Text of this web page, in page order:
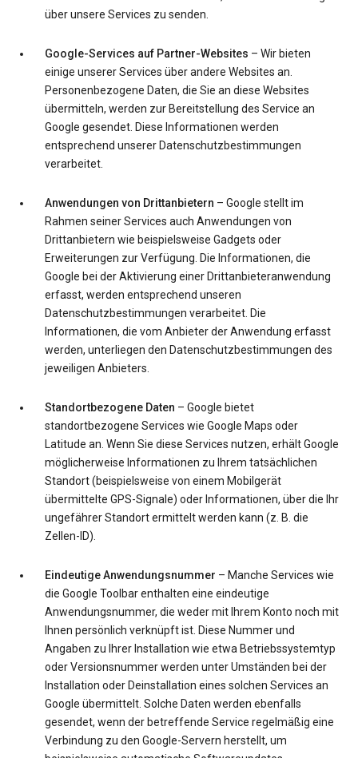
über unsere Services zu senden.
Google-Services auf Partner-Websites – Wir bieten
einige unserer Services über andere Websites an.
Personenbezogene Daten, die Sie an diese Websites
übermitteln, werden zur Bereitstellung des Service an
Google gesendet. Diese Informationen werden
entsprechend unserer Datenschutzbestimmungen
verarbeitet.
Anwendungen von Drittanbietern – Google stellt im
Rahmen seiner Services auch Anwendungen von
Drittanbietern wie beispielsweise Gadgets oder
Erweiterungen zur Verfügung. Die Informationen, die
Google bei der Aktivierung einer Drittanbieteranwendung
erfasst, werden entsprechend unseren
Datenschutzbestimmungen verarbeitet. Die
Informationen, die vom Anbieter der Anwendung erfasst
werden, unterliegen den Datenschutzbestimmungen des
jeweiligen Anbieters.
Standortbezogene Daten – Google bietet
standortbezogene Services wie Google Maps oder
Latitude an. Wenn Sie diese Services nutzen, erhält Google
möglicherweise Informationen zu Ihrem tatsächlichen
Standort (beispielsweise von einem Mobilgerät
übermittelte GPS-Signale) oder Informationen, über die Ihr
ungefährer Standort ermittelt werden kann (z. B. die
Zellen-ID).
Eindeutige Anwendungsnummer – Manche Services wie
die Google Toolbar enthalten eine eindeutige
Anwendungsnummer, die weder mit Ihrem Konto noch mit
Ihnen persönlich verknüpft ist. Diese Nummer und
Angaben zu Ihrer Installation wie etwa Betriebssystemtyp
oder Versionsnummer werden unter Umständen bei der
Installation oder Deinstallation eines solchen Services an
Google übermittelt. Solche Daten werden ebenfalls
gesendet, wenn der betreffende Service regelmäßig eine
Verbindung zu den Google-Servern herstellt, um